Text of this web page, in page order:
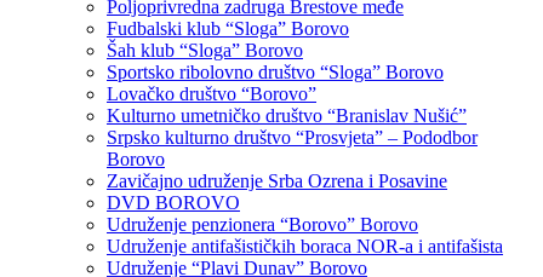
Poljoprivredna zadruga Brestove međe
Fudbalski klub “Sloga” Borovo
Šah klub “Sloga” Borovo
Sportsko ribolovno društvo “Sloga” Borovo
Lovačko društvo “Borovo”
Kulturno umetničko društvo “Branislav Nušić”
Srpsko kulturno društvo “Prosvjeta” – Pododbor
Borovo
Zavičajno udruženje Srba Ozrena i Posavine
DVD BOROVO
Udruženje penzionera “Borovo” Borovo
Udruženje antifašističkih boraca NOR-a i antifašista
Udruženje “Plavi Dunav” Borovo